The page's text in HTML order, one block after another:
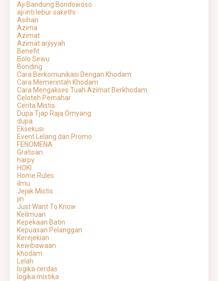
Aji Bandung Bondowoso
aji inti lebur sakethi
Asihan
Azima
Azimat
Azimat arjiyyah
Benefit
Bolo Sewu
Bonding
Cara Berkomunikasi Dengan Khodam
Cara Memerintah Khodam
Cara Mengakses Tuah Azimat Berkhodam
Celoteh Pemahar
Cerita Mistis
Dupa Tjap Raja Omyang
dupa.
Eksekusi
Event Lelang dan Promo
FENOMENA
Gratisan
harpy
HOKI
Home Rules
ilmu
Jejak Mistis
jin
Just Want To Know
Keilmuan
Kepekaan Batin
Kepuasan Pelanggan
Kerejekian
kewibawaan
khodam
Lelah
logika cerdas
logika mistika